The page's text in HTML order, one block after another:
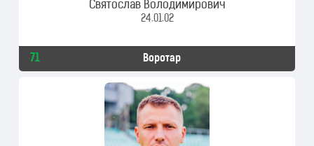
Святослав Володимирович
24.01.02
71 Воротар